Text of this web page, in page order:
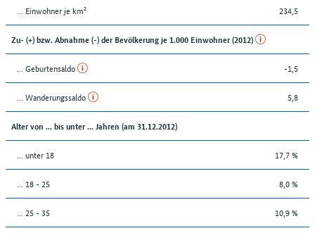
... Einwohner je km² 234,5
Zu- (+) bzw. Abnahme (-) der Bevölkerung je 1.000 Einwohner (2012)
... Geburtensaldo -1,5
... Wanderungssaldo 5,8
Alter von ... bis unter ... Jahren (am 31.12.2012)
... unter 18 17,7 %
... 18 - 25 8,0 %
... 25 - 35 10,9 %